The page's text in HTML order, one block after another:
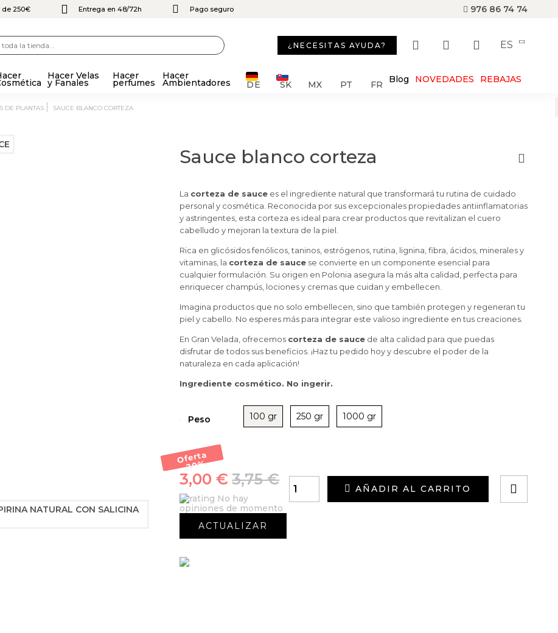
de 250€ Entrega en 48/72h Pago seguro 976 86 74 74
¿NECESITAS AYUDA? ES
Hacer Velas
y Fanales
Hacer
perfumes
Hacer
Ambientadores DE SK MX PT FR Blog NOVEDADES REBAJAS
DE PLANTAS SAUCE BLANCO CORTEZA
Sauce blanco corteza
La corteza de sauce es el ingrediente natural que transformará tu rutina de cuidado
personal y cosmética. Reconocida por sus excepcionales propiedades antiinflamatorias
y astringentes, esta corteza es ideal para crear productos que revitalizan el cuero
cabelludo y mejoran la textura de la piel.
Rica en glicósidos fenólicos, taninos, estrógenos, rutina, lignina, fibra, ácidos, minerales y
vitaminas, la corteza de sauce se convierte en un componente esencial para
cualquier formulación. Su origen en Polonia asegura la más alta calidad, perfecta para
enriquecer champús, lociones y cremas que cuidan y embellecen.
Imagina productos que no solo embellecen, sino que también protegen y regeneran tu
piel y cabello. No esperes más para integrar este valioso ingrediente en tus creaciones.
En Gran Velada, ofrecemos corteza de sauce de alta calidad para que puedas
disfrutar de todos sus beneficios. ¡Haz tu pedido hoy y descubre el poder de la
naturaleza en cada aplicación!
Ingrediente cosmético. No ingerir.
Peso 100 gr 250 gr 1000 gr
Oferta
-20
%
3,75 €
3,00 €
No hay
opiniones de momento
AÑADIR AL CARRITO